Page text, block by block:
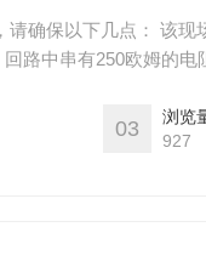
确保以下几点： 该现
路中串有250欧姆的电
关机
03
浏览
927